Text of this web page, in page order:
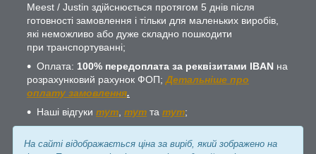
Meest / Justin здійснюється протягом 5 днів після
готовності замовлення і тільки для маленьких виробів,
які неможливо або дуже складно пошкодити
при транспортуванні;
Оплата: 100% передоплата за реквізитами IBAN на
розрахунковий рахунок ФОП; Детальніше про
оплату замовлення.
Наші відгуки тут тут та тут;
На сайті відображається ціна за виріб, який зображено на